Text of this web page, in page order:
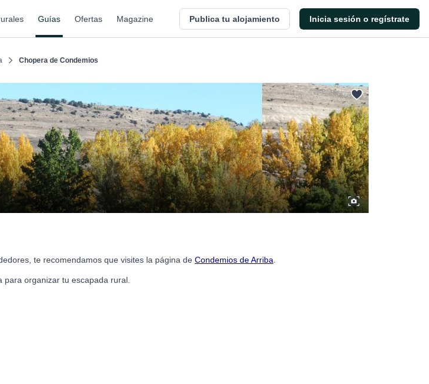
Guías Ofertas Magazine Publica tu alojamiento Inicia sesión o regístrate
Chopera de Condemios
te recomendamos que visites la página de Condemios de Arriba
organizar tu escapada rural.